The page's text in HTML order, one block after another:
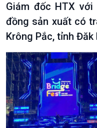
Giám đốc HTX
đồng sản xuất có
Krông Pắc, tỉnh